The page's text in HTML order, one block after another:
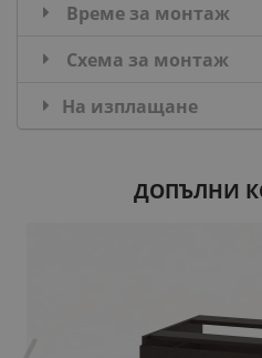
Време за монтаж
Схема за монтаж
На изплащане
ДОПЪЛНИ